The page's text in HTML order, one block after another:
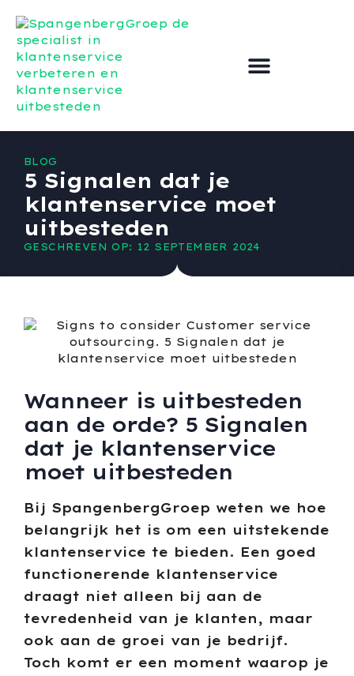
BLOG
5 Signalen dat je
klantenservice moet
uitbesteden
GESCHREVEN OP: 12 SEPTEMBER 2024
Wanneer is uitbesteden
aan de orde? 5 Signalen
dat je klantenservice
moet uitbesteden
Bij SpangenbergGroep weten we hoe
belangrijk het is om een uitstekende
klantenservice te bieden. Een goed
functionerende klantenservice
draagt niet alleen bij aan de
tevredenheid van je klanten, maar
ook aan de groei van je bedrijf.
Toch komt er een moment waarop je